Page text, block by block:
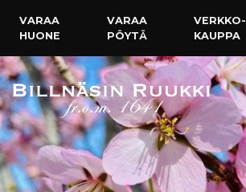
VARAA
HUONE
VARAA
PÖYTÄ
VERKKO­
KAUPPA